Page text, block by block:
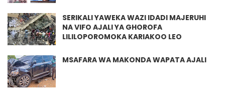
SERIKALI YAWEKA WAZI IDADI MAJERUHI
NA VIFO AJALI YA GHOROFA
LILILOPOROMOKA KARIAKOO LEO
MSAFARA WA MAKONDA WAPATA AJALI